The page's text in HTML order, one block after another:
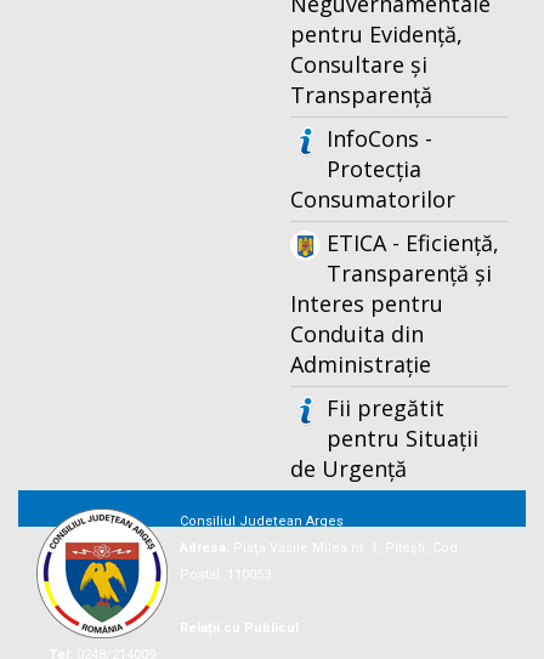
pentru Evidență,
Consultare și
Transparență
InfoCons -
Protecția
Consumatorilor
ETICA - Eficiență,
Transparență și
Interes pentru
Conduita din
Administrație
Fii pregătit
pentru Situații
de Urgență
Consiliul Județean Argeș